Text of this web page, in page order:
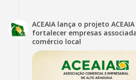
ACEAIA lança o projeto
fortalecer empresas
comércio local